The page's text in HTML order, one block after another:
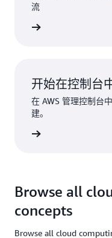
流
开始在控制台
在 AWS 管理控制台
建。
Browse all
concepts
Browse all cloud